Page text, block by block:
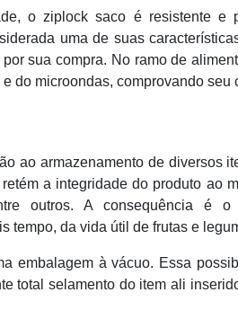
o ziplock saco é resistente e
uma de suas
sua compra. No ramo de
do microondas, comprovando seu
ao armazenamento de diversos
a integridade do produto ao
outros. A consequência é
tempo, da vida útil de frutas e
embalagem à vácuo. Essa
total selamento do item ali